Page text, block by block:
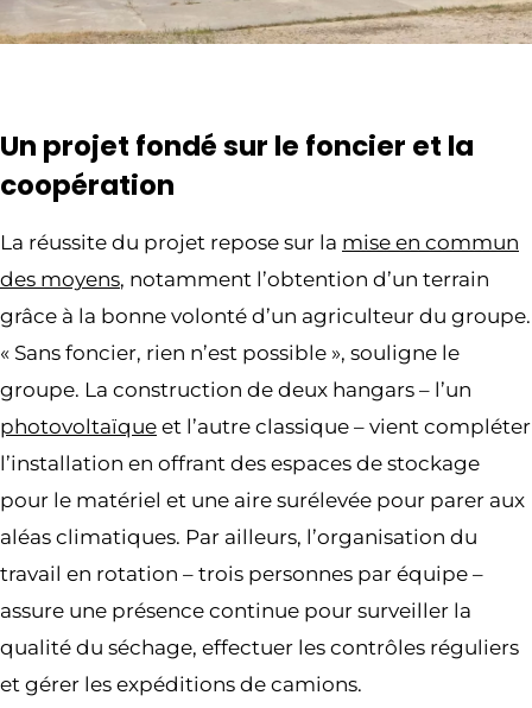
Un projet fondé sur le foncier et la
coopération
La réussite du projet repose sur la mise en commun
des moyens, notamment l’obtention d’un terrain
grâce à la bonne volonté d’un agriculteur du groupe.
« Sans foncier, rien n’est possible », souligne le
groupe. La construction de deux hangars – l’un
photovoltaïque et l’autre classique – vient compléter
l’installation en offrant des espaces de stockage
pour le matériel et une aire surélevée pour parer aux
aléas climatiques. Par ailleurs, l’organisation du
travail en rotation – trois personnes par équipe –
assure une présence continue pour surveiller la
qualité du séchage, effectuer les contrôles réguliers
et gérer les expéditions de camions.